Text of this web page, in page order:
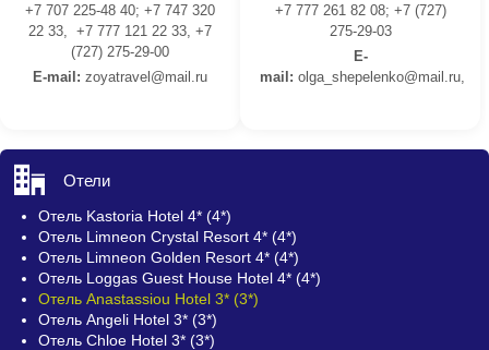
+7 707 225-48 40; +7 747 320
22 33, +7 777 121 22 33, +7
(727) 275-29-00
E-mail: zoyatravel@mail.ru
+7 777 261 82 08; +7 (727)
275-29-03
E-
mail: olga_shepelenko@mail.ru,
Отели
Отель Kastoria Hotel 4* (4*)
Отель Limneon Crystal Resort 4* (4*)
Отель Limneon Golden Resort 4* (4*)
Отель Loggas Guest House Hotel 4* (4*)
Отель Anastassiou Hotel 3* (3*)
Отель Angeli Hotel 3* (3*)
Отель Chloe Hotel 3* (3*)